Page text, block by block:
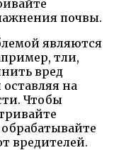
почвы.
являются
тли,
вред
на
Чтобы
вредителей.